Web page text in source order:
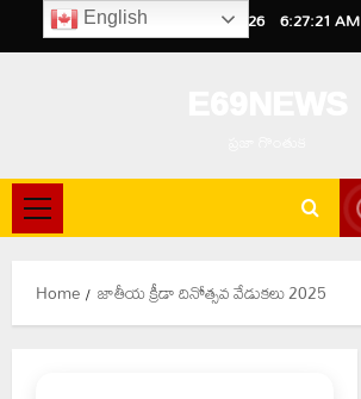
to
August 7, 2026 6:27:22 AM
Primary
Menu
Home జాతీయ క్రీడా దినోత్సవ వేడుకలు 2025
English